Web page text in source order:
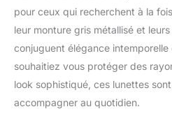
pour ceux qui recherchent à la
leur monture gris métallisé et
conjuguent élégance
souhaitiez vous protéger des
look sophistiqué, ces lunettes
accompagner au quotidien.